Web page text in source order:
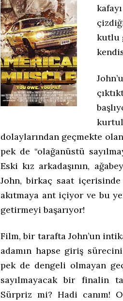
kutlu
dolaylarından geçmekte
pek de “olağanüstü
Eski kız arkadaşının,
John, birkaç saat
akıtmaya ant içiyor ve bu
getirmeyi başarıyor!
Film, bir tarafta John’un
adamın hapse giriş
pek de dengeli olmayan
sayılmayacak bir finalin
Sürpriz mi? Hadi canım!